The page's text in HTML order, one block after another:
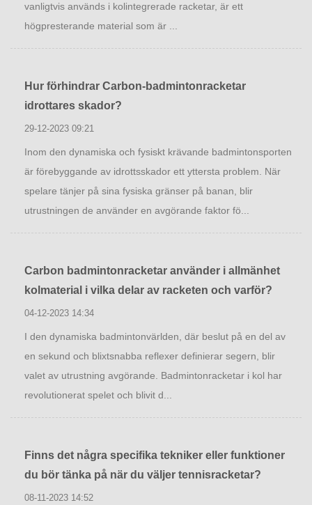
vanligtvis används i kolintegrerade racketar, är ett
högpresterande material som är ...
Hur förhindrar Carbon-badmintonracketar
idrottares skador?
29-12-2023 09:21
Inom den dynamiska och fysiskt krävande badmintonsporten
är förebyggande av idrottsskador ett yttersta problem. När
spelare tänjer på sina fysiska gränser på banan, blir
utrustningen de använder en avgörande faktor fö...
Carbon badmintonracketar använder i allmänhet
kolmaterial i vilka delar av racketen och varför?
04-12-2023 14:34
I den dynamiska badmintonvärlden, där beslut på en del av
en sekund och blixtsnabba reflexer definierar segern, blir
valet av utrustning avgörande. Badmintonracketar i kol har
revolutionerat spelet och blivit d...
Finns det några specifika tekniker eller funktioner
du bör tänka på när du väljer tennisracketar?
08-11-2023 14:52